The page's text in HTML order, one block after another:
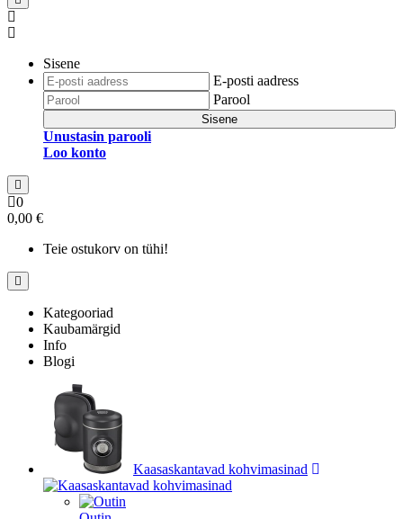
Sisene
E-posti aadress
Parool
Sisene
Unustasin parooli
Loo konto
0
0,00 €
Teie ostukorv on tühi!
Kategooriad
Kaubamärgid
Info
Blogi
Kaasaskantavad kohvimasinad